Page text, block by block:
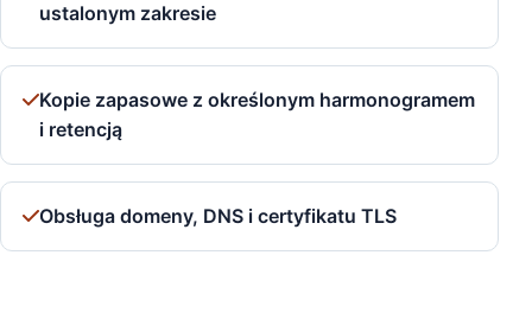
ustalonym zakresie
Kopie zapasowe z określonym harmonogramem
i retencją
Obsługa domeny, DNS i certyfikatu TLS